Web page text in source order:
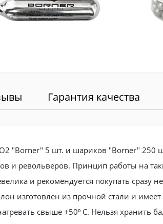
Гарантия качества
"Borner" 5 шт. и шариков "Borner" 250
и револьверов. Принцип работы на
и рекомендуется покупать
изготовлен из прочной стали и
свыше +50⁰ С. Нельзя хранить